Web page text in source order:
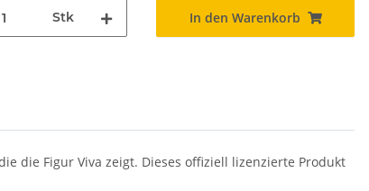
Stk In den Warenkorb
die Figur Viva zeigt. Dieses offiziell lizenzierte Produkt